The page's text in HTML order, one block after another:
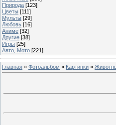
Природа [123]
Цветы [111]
Мульты [29]
Любовь [16]
Аниме [32]
Другие [38]
Игры [25]
Авто, Мото [221]
Главная » Фотоальбом » Картинки »